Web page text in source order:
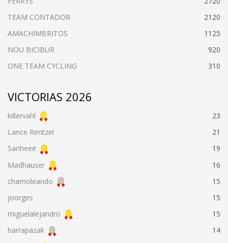
TEAM CONTADOR
2120
AMACHIMBRITOS
1125
NOU BICIBUR
920
ONE TEAM CYCLING
310
VICTORIAS 2026
killervahl
23
Lance Rentzel
21
Sanheee
19
Madhauser
16
chamoleando
15
joorges
15
miguelalejandro
15
harrapazak
14